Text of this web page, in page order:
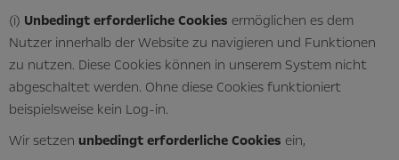
(i) Unbedingt erforderliche Cookies ermöglichen es dem
Nutzer innerhalb der Website zu navigieren und Funktionen
zu nutzen. Diese Cookies können in unserem System nicht
abgeschaltet werden. Ohne diese Cookies funktioniert
beispielsweise kein Log-in.
Wir setzen unbedingt erforderliche Cookies ein,